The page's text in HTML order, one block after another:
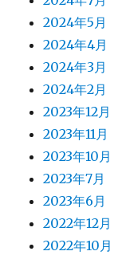
2024年5月
2024年4月
2024年3月
2024年2月
2023年12月
2023年11月
2023年10月
2023年7月
2023年6月
2022年12月
2022年10月